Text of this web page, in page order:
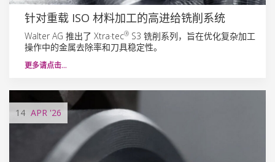
针对重载 ISO 材料加工的高进给铣削系统
Walter AG 推出了 Xtra·tec® S3 铣削系列，旨在优化复杂加工
操作中的金属去除率和刀具稳定性。
更多请点击…
14 APR '26